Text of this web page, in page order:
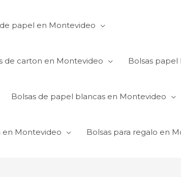
papel en Montevideo
de carton en Montevideo Bolsas
Bolsas de papel blancas en Montevideo
en Montevideo Bolsas para regalo en